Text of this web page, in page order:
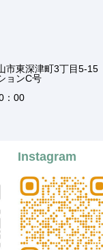
市東深津町3丁目5-15
C号
：00
Instagram